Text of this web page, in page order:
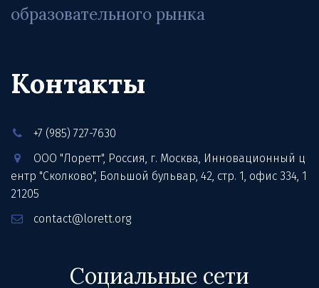
образовательного рынка
Контакты
+7 (985) 727-7630
ООО "Лоретт", Россия, г. Москва, Инновационный ц
ентр "Сколково", Большой бульвар, 42, стр. 1, офис 334, 1
21205
contact@lorett.org
Социальные сети